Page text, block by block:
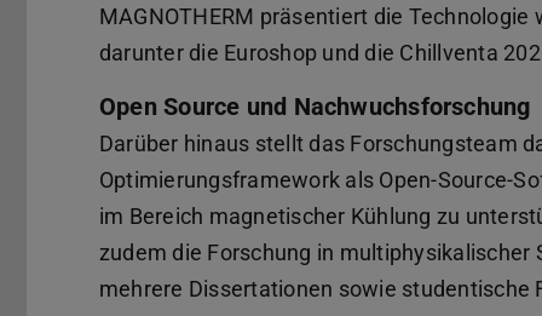
MAGNOTHERM präsentiert die
darunter die Euroshop und die Chillventa
Open Source und Nachwuchsforschung
Darüber hinaus stellt das Forschungsteam
Optimierungsframework als Open-Source-
im Bereich magnetischer Kühlung zu
zudem die Forschung in
mehrere Dissertationen sowie studentische